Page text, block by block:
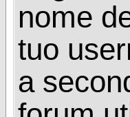
nome
tuo
a